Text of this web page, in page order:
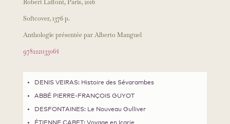
Robert Laffont, Paris, 2016
Softcover, 1376 p.
Anthologie présentée par Alberto Manguel
9782221133064
DENIS VEIRAS: Histoire des Sévarambes
ABBÉ PIERRE-FRANÇOIS GUYOT
DESFONTAINES: Le Nouveau Gulliver